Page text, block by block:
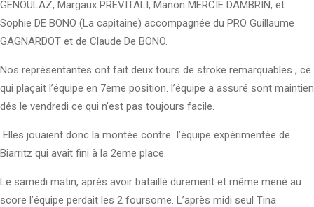
GENOULAZ, Margaux PREVITALI, Manon MERCIE DAMBRIN, et
Sophie DE BONO (La capitaine) accompagnée du PRO Guillaume
GAGNARDOT et de Claude De BONO.
Nos représentantes ont fait deux tours de stroke remarquables , ce
qui plaçait l’équipe en 7eme position. l’équipe a assuré sont maintien
dés le vendredi ce qui n’est pas toujours facile.
Elles jouaient donc la montée contre l’équipe expérimentée de
Biarritz qui avait fini à la 2eme place.
Le samedi matin, après avoir bataillé durement et même mené au
score l’équipe perdait les 2 foursome. L’après midi seul Tina